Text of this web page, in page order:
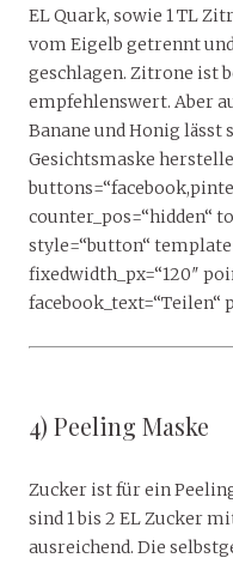
EL Quark, sowie 1 TL
vom Eigelb getrennt
geschlagen. Zitrone ist
empfehlenswert. Aber
Banane und Honig lässt
Gesichtsmaske
counter_pos=“hidden“
style=“button“
fixedwidth_px=“120″
facebook_text=“Teilen“
4) Peeling Maske
Zucker ist für ein
sind 1 bis 2 EL Zucker
ausreichend. Die